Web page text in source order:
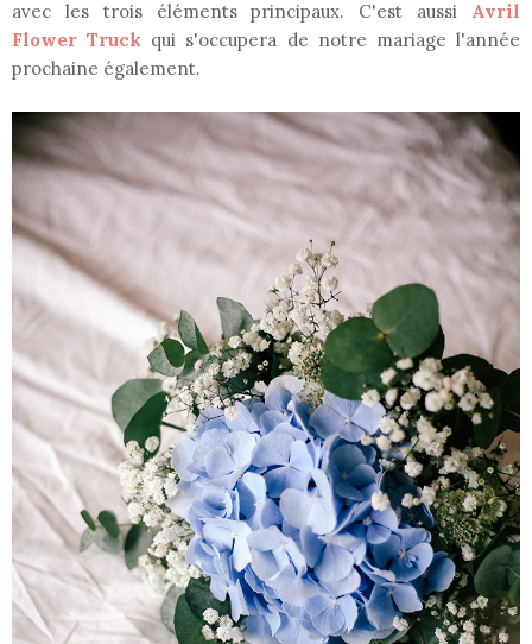
avec les trois éléments principaux. C'est aussi Avril
Flower Truck qui s'occupera de notre mariage l'année
prochaine également.